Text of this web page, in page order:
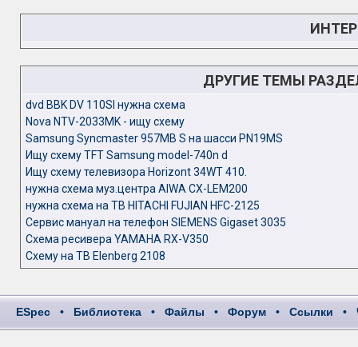
ДРУГИЕ ТЕМЫ
dvd BBK DV 110SI нужна схема
Nova NTV-2033MK - ищу схему
Samsung Syncmaster 957MB S на шасси PN19MS
Ищу схему TFT Samsung model-740n d
Ищу схему телевизора Horizont 34WT 410.
нужна схема муз.центра AIWA CX-LEM200
нужна схема на ТВ HITACHI FUJIAN HFC-2125
Сервис мануал на телефон SIEMENS Gigaset 3035
Схема ресивера YAMAHA RX-V350
Схему на ТВ Elenberg 2108
ESpec • Библиотека • Файлы • Форум • Ссылки •